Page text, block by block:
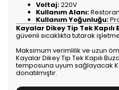
Voltaj:220V
Kullanım Alanı:
Kullanım Yoğunluğu:
Kayalar Dikey Tip Tek Kapılı
güvenli sıcaklıkta tutarak
Maksimum verimlilik ve uzun
Kayalar Dikey Tip Tek Kapılı
temposuna uyum sağlayacak
donatılmıştır.